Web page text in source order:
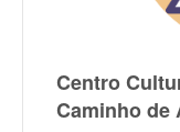
Centro
Caminho de